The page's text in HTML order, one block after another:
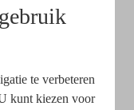
te verbeteren
kunt kiezen voor